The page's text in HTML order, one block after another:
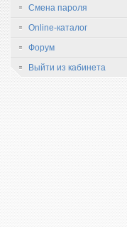
Смена пароля
Online-каталог
Форум
Выйти из кабинета